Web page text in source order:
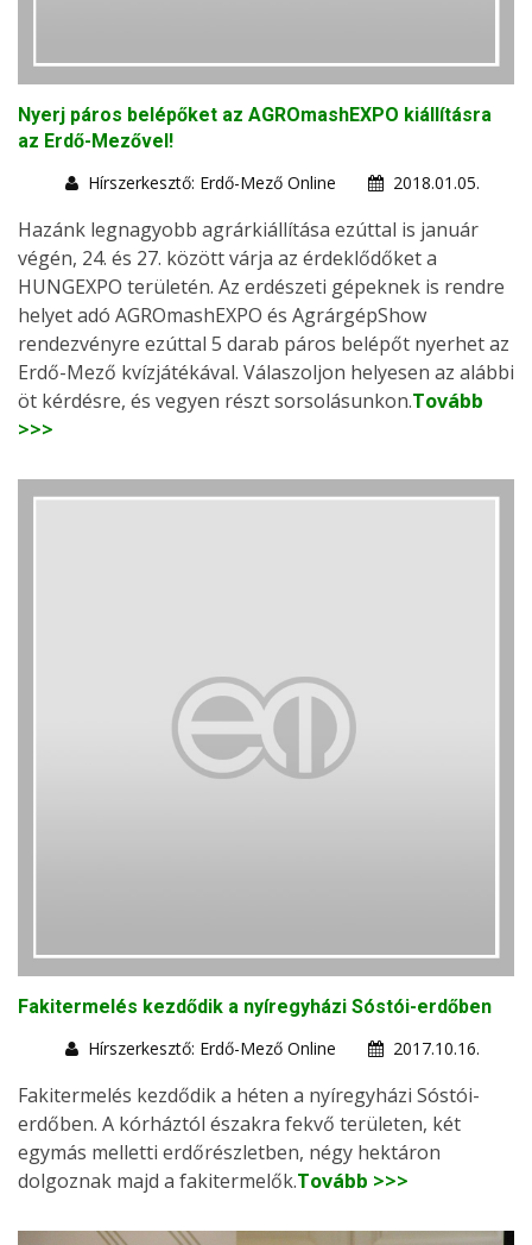
Nyerj páros belépőket az AGROmashEXPO kiállításra
az Erdő-Mezővel!
Hírszerkesztő: Erdő-Mező Online
2018.01.05.
Hazánk legnagyobb agrárkiállítása ezúttal is január
végén, 24. és 27. között várja az érdeklődőket a
HUNGEXPO területén. Az erdészeti gépeknek is rendre
helyet adó AGROmashEXPO és AgrárgépShow
rendezvényre ezúttal 5 darab páros belépőt nyerhet az
Erdő-Mező kvízjátékával. Válaszoljon helyesen az alábbi
öt kérdésre, és vegyen részt sorsolásunkon.Tovább
>>>
Fakitermelés kezdődik a nyíregyházi Sóstói-erdőben
Hírszerkesztő: Erdő-Mező Online
2017.10.16.
Fakitermelés kezdődik a héten a nyíregyházi Sóstói-
erdőben. A kórháztól északra fekvő területen, két
egymás melletti erdőrészletben, négy hektáron
dolgoznak majd a fakitermelők.Tovább >>>